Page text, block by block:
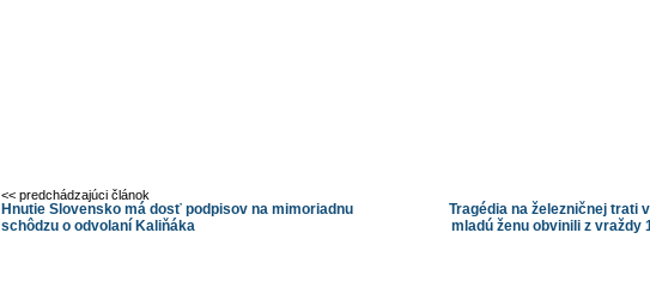
Tragédia na železničnej trati
mladú ženu obvinili z vraždy
<< predchádzajúci článok
Hnutie Slovensko má dosť podpisov na mimoriadnu
schôdzu o odvolaní Kaliňáka